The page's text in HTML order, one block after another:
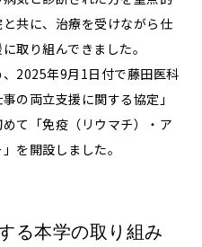
共に、治療を受けながら仕
取り組んできました。
2025年9月1日付で藤田医科
の両立支援に関する協定」
て「免疫（リウマチ）・ア
を開設しました。
る本学の取り組み